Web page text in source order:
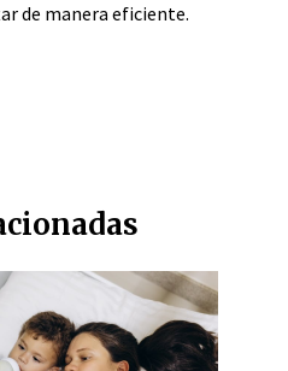
de manera eficiente.